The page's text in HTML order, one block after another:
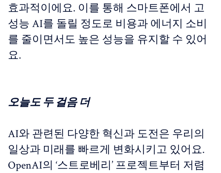
효과적이에요. 이를 통해 스마트폰에서 고
성능 AI를 돌릴 정도로 비용과 에너지 소비
를 줄이면서도 높은 성능을 유지할 수 있어
요.
오늘도 두 걸음 더
AI와 관련된 다양한 혁신과 도전은 우리의
일상과 미래를 빠르게 변화시키고 있어요.
OpenAI의 ‘스트로베리’ 프로젝트부터 저렴